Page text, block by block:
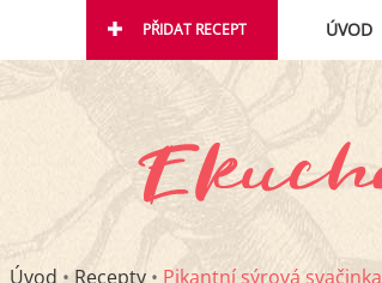
PŘIDAT RECEPT ÚVOD
Úvod • Recepty • Pikantní sýrová svačinka